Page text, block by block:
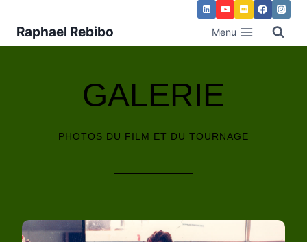
Raphael Rebibo Menu
GALERIE
PHOTOS DU FILM ET DU TOURNAGE